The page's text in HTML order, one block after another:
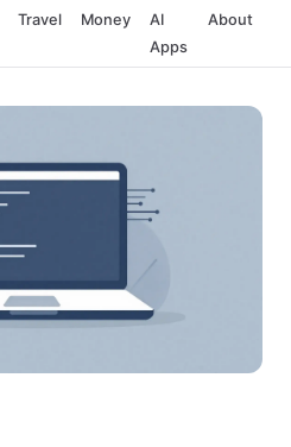
Travel Money
AI
Apps
About